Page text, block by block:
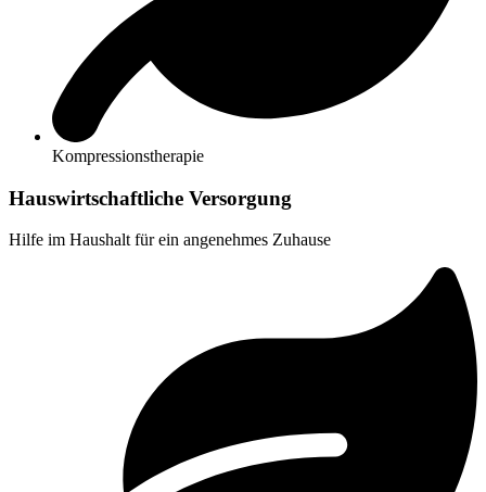
Kompressionstherapie
Hauswirtschaft­liche Versorgung
Hilfe im Haushalt für ein angenehmes Zuhause